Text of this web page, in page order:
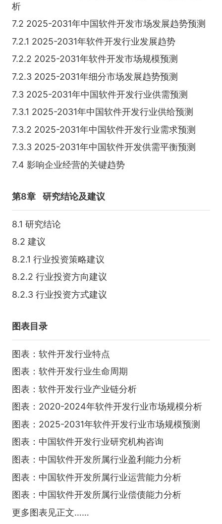
析
7.2 2025-2031年中国软件开发市场发展趋势预测
7.2.1 2025-2031年软件开发行业发展趋势
7.2.2 2025-2031年软件开发市场规模预测
7.2.3 2025-2031年细分市场发展趋势预测
7.3 2025-2031年中国软件开发行业供需预测
7.3.1 2025-2031年中国软件开发行业供给预测
7.3.2 2025-2031年中国软件开发行业需求预测
7.3.3 2025-2031年中国软件开发供需平衡预测
7.4 影响企业经营的关键趋势
第8章 研究结论及建议
8.1 研究结论
8.2 建议
8.2.1 行业投资策略建议
8.2.2 行业投资方向建议
8.2.3 行业投资方式建议
图表目录
图表：软件开发行业特点
图表：软件开发行业生命周期
图表：软件开发行业产业链分析
图表：2020-2024年软件开发行业市场规模分析
图表：2025-2031年软件开发行业市场规模预测
图表：中国软件开发行业研究机构咨询
图表：中国软件开发所属行业盈利能力分析
图表：中国软件开发所属行业运营能力分析
图表：中国软件开发所属行业偿债能力分析
更多图表见正文……